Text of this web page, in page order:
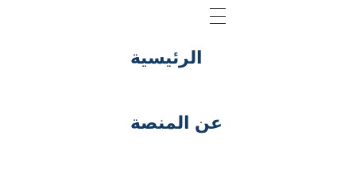
الرئيسية
عن المنصة